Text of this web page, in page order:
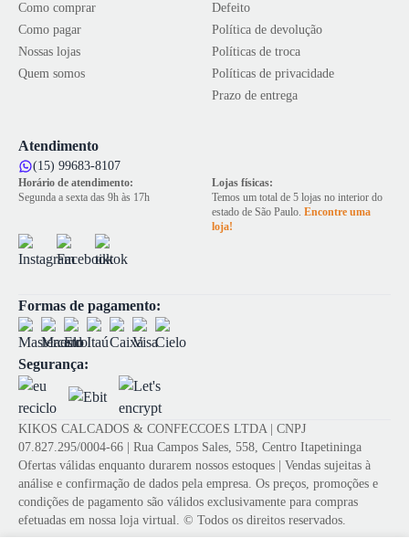
Como comprar
Como pagar
Nossas lojas
Quem somos
Defeito
Política de devolução
Políticas de troca
Políticas de privacidade
Prazo de entrega
Atendimento
(15) 99683-8107
Horário de atendimento:
Segunda a sexta das 9h às 17h
Lojas físicas:
Temos um total de 5 lojas no interior do
estado de São Paulo. Encontre uma
loja!
Formas de pagamento:
Segurança:
KIKOS CALCADOS & CONFECCOES LTDA | CNPJ
07.827.295/0004-66 | Rua Campos Sales, 558, Centro Itapetininga
Ofertas válidas enquanto durarem nossos estoques | Vendas sujeitas à
análise e confirmação de dados pela empresa. Os preços, promoções e
condições de pagamento são válidos exclusivamente para compras
efetuadas em nossa loja virtual. © Todos os direitos reservados.